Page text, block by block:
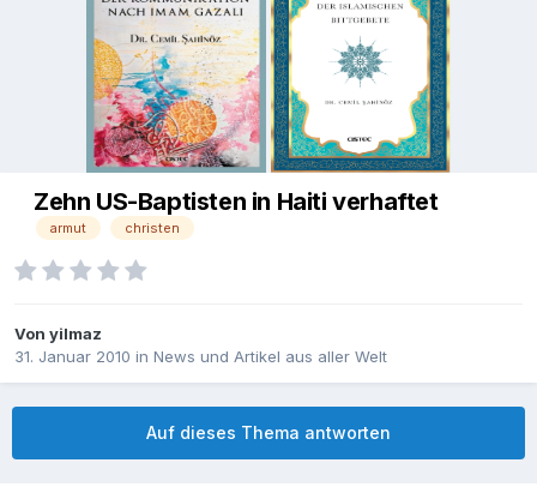
Zehn US-Baptisten in Haiti verhaftet
armut christen
Von yilmaz
31. Januar 2010 in News und Artikel aus aller Welt
Auf dieses Thema antworten